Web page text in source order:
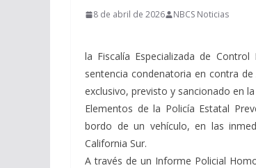
8 de abril de 2026 NBCS Noticias
la Fiscalía Especializada de
sentencia condenatoria en contra
exclusivo, previsto y sancionado en
Elementos de la Policía Estatal
bordo de un vehículo, en las
California Sur.
A través de un Informe Policial